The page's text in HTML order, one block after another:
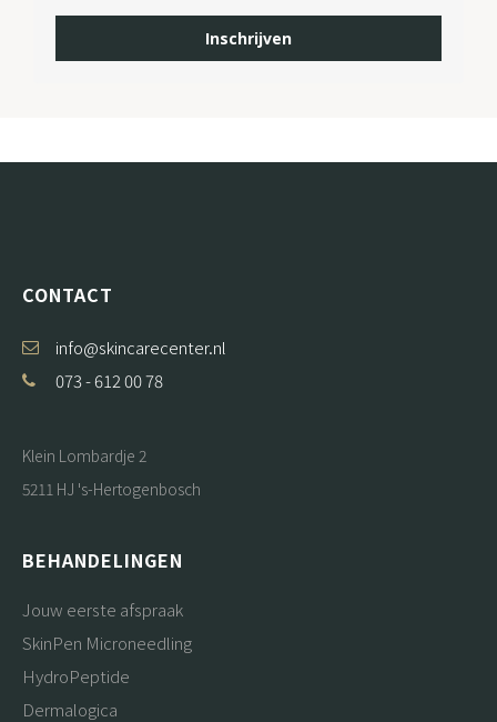
Inschrijven
CONTACT
info@skincarecenter.nl
073 - 612 00 78
Klein Lombardje 2
5211 HJ 's-Hertogenbosch
BEHANDELINGEN
Jouw eerste afspraak
SkinPen Microneedling
HydroPeptide
Dermalogica